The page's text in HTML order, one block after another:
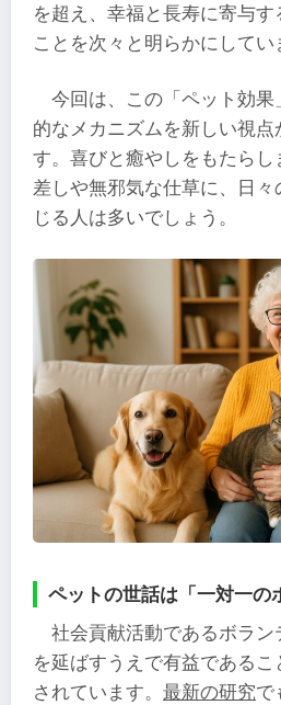
を超え、幸福と長寿に寄与
ことを次々と明らかにしてい
今回は、この「ペット効
的なメカニズムを新しい視点
す。喜びと癒やしをもたら
差しや無邪気な仕草に、日
じる人は多いでしょう。
ペットの世話は「一対一の
社会貢献活動であるボラ
を延ばすうえで有益である
されています。 最新の研究で